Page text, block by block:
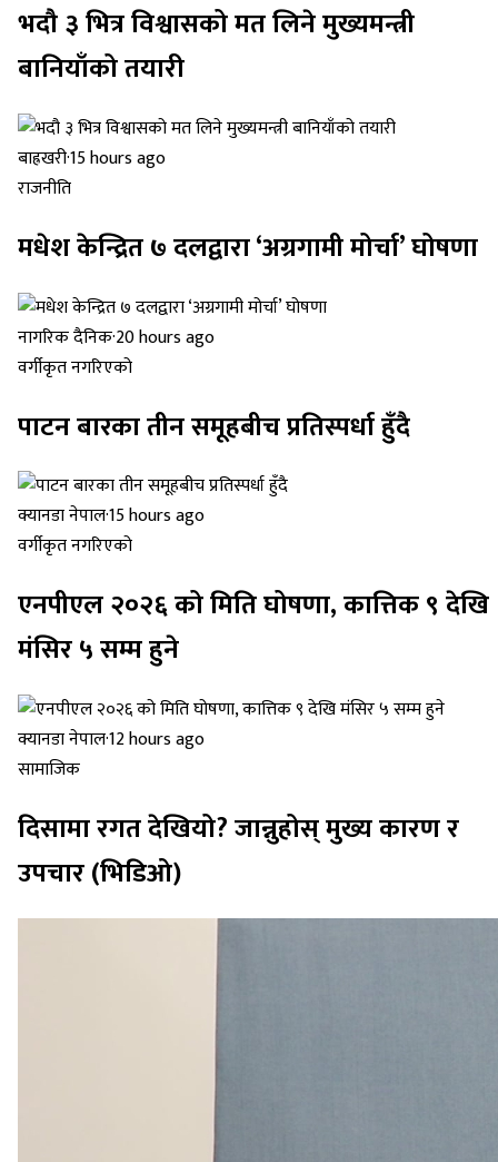
भदौ ३ भित्र विश्वासको मत लिने मुख्यमन्त्री
बानियाँको तयारी
बाह्रखरी·15 hours ago
राजनीति
मधेश केन्द्रित ७ दलद्वारा ‘अग्रगामी मोर्चा’ घोषणा
नागरिक दैनिक·20 hours ago
वर्गीकृत नगरिएको
पाटन बारका तीन समूहबीच प्रतिस्पर्धा हुँदै
क्यानडा नेपाल·15 hours ago
वर्गीकृत नगरिएको
एनपीएल २०२६ को मिति घोषणा, कात्तिक ९ देखि
मंसिर ५ सम्म हुने
क्यानडा नेपाल·12 hours ago
सामाजिक
दिसामा रगत देखियो? जान्नुहोस् मुख्य कारण र
उपचार (भिडिओ)